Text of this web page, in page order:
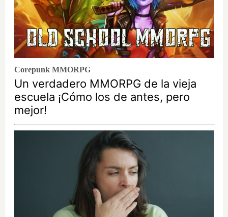
Corepunk MMORPG
Un verdadero MMORPG de la vieja
escuela ¡Cómo los de antes, pero
mejor!